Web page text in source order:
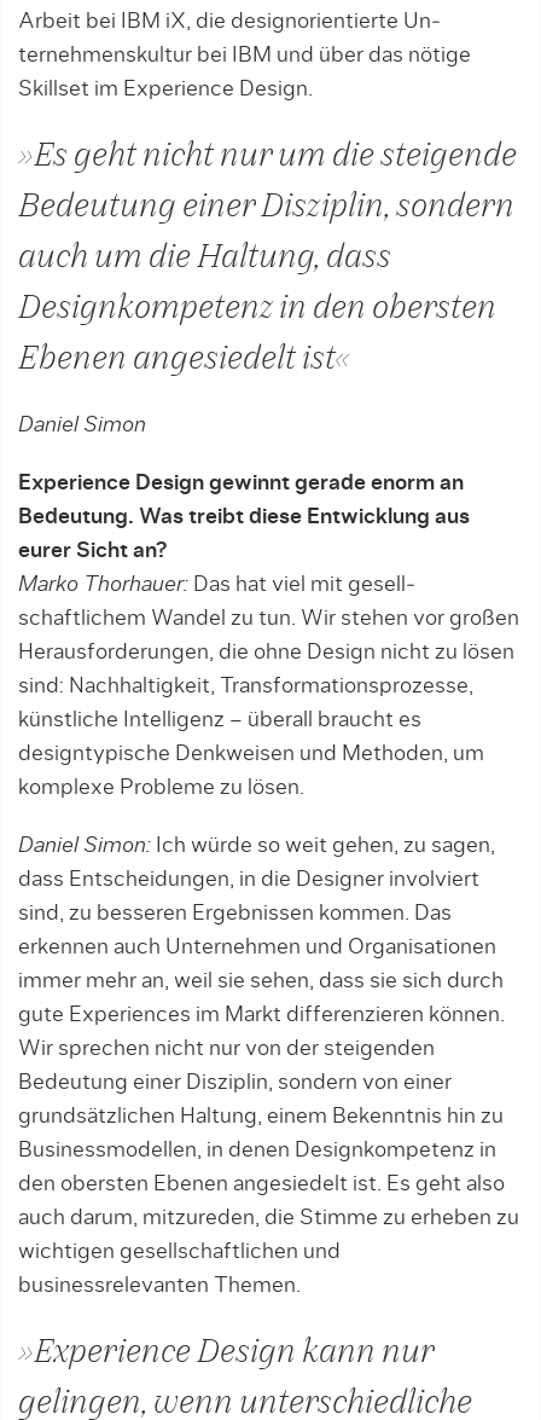
Ar­beit bei IBM iX, die designorientier­te Un­
ternehmenskultur bei IBM und über das nötige
Skillset im Experience Design.
»Es geht nicht nur um die steigende
Bedeutung einer Disziplin, sondern
auch um die Haltung, dass
Designkom­­­pe­tenz in den obersten
Ebenen angesiedelt ist«
Daniel Simon
Experience Design gewinnt gerade enorm an
Bedeutung. Was treibt diese Entwicklung aus
eurer Sicht an?
Marko Thorhauer: Das hat viel mit ge­sell­
schaftlichem Wandel zu tun. Wir stehen vor großen
Herausforderungen, die ohne Design nicht zu lösen
sind: Nachhaltigkeit, Transformationsprozesse,
künstli­che In­tel­ligenz – überall braucht es
designtypi­sche Denkweisen und Methoden, um
kom­ple­xe Probleme zu lösen.
Daniel Simon: Ich würde so weit gehen, zu sagen,
dass Entscheidungen, in die Designer involviert
sind, zu besseren Ergebnissen kommen. Das
erkennen auch Unternehmen und Organisationen
immer mehr an, weil sie sehen, dass sie sich durch
gute Experiences im Markt differenzieren können.
Wir sprechen nicht nur von der steigenden
Bedeutung einer Disziplin, sondern von einer
grundsätzlichen Haltung, einem Bekenntnis hin zu
Businessmodellen, in denen Designkompetenz in
den obersten Ebenen angesiedelt ist. Es geht also
auch darum, mitzureden, die Stimme zu erheben zu
wichtigen gesellschaftlichen und
businessrelevanten Themen.
»Experience Design kann nur
gelingen, wenn unterschiedliche